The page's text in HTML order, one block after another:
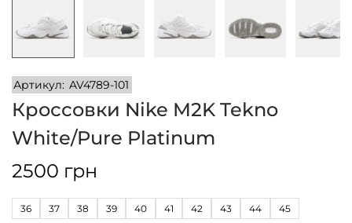
Артикул: AV4789-101
Кроссовки Nike M2K Tekno
White/Pure Platinum
2500 грн
36 37 38 39 40 41 42 43 44 45